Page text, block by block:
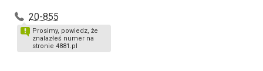
20-855
Prosimy, powiedz, że
znalazłeś numer na
stronie 4881.pl